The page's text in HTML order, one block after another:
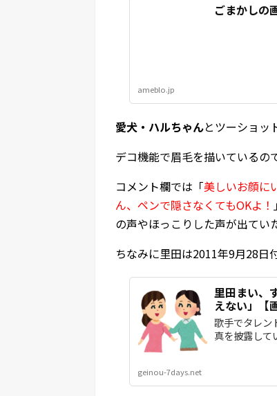
ごまかしの
ameblo.jp
愛犬・ハルちゃんとツーショッ
デコ機能で眉毛を描いているの
コメント欄では「美しいお顔に
ん、ペンで隠さなくてもOKよ！
の声やほっこりした声が出てい
ちなみに里田は2011年9月28日
里田まい、
えない」【
歌手でタレン
真を披露して
geinou-7days.net